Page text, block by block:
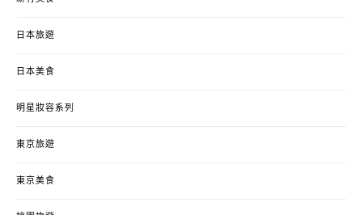
日本旅遊
日本美食
明星妝容系列
東京旅遊
東京美食